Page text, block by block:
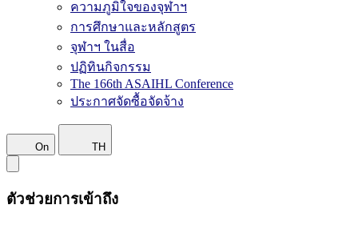
ความภูมิใจของจุฬาฯ
การศึกษาและหลักสูตร
จุฬาฯ ในสื่อ
ปฏิทินกิจกรรม
The 166th ASAIHL Conference
ประกาศจัดซื้อจัดจ้าง
On TH
ตัวช่วยการเข้าถึง